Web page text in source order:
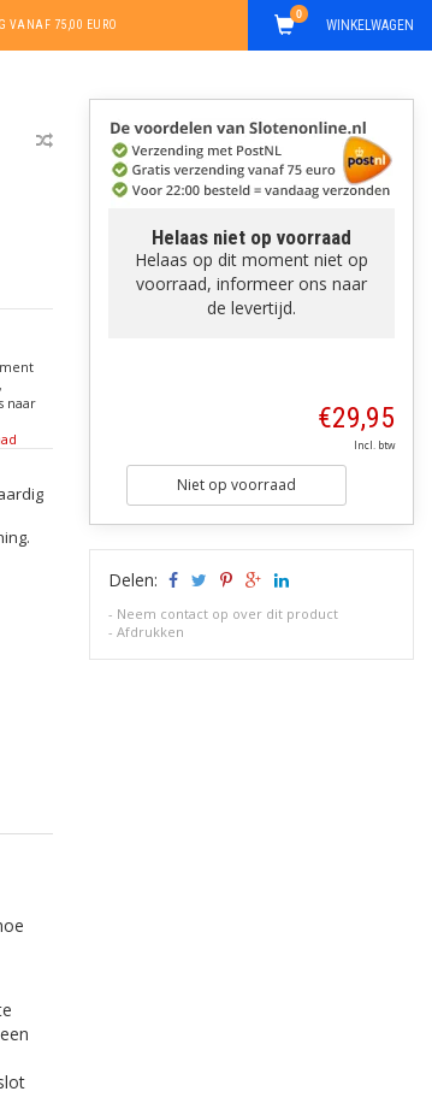
VANAF 75,00 EURO WINKELWAGEN
0
naar
Helaas niet op voorraad
Helaas op dit moment niet op
voorraad, informeer ons naar
de levertijd.
€29,95
Incl. btw
Niet op voorraad
Delen:
- Neem contact op over dit product
-Afdrukken